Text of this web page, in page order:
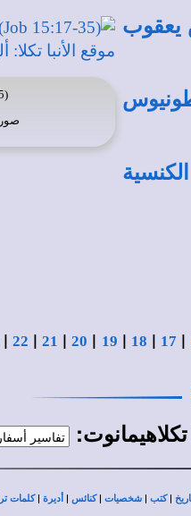
يعقوب
|
17
|
18
|
19
|
20
|
21
|
22
|
تكلاهيمانوت:
|كتب |شخصيات |كنائس | أديرة |كلمات